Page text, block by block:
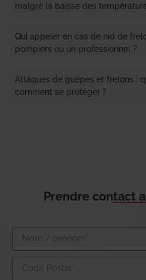
malgré la baisse des
Qui appeler en cas de nid de
pompiers ou un professionnel ?
Attaques de guêpes et frelons :
comment se protéger ?
Prendre contact